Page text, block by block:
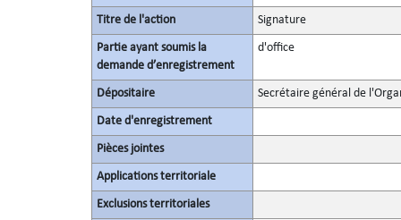
Titre de l'action Signature
Partie ayant soumis la
demande d’enregistrement
d'office
Dépositaire Secrétaire général de
Date d'enregistrement
Pièces jointes
Applications territoriale
Exclusions territoriales